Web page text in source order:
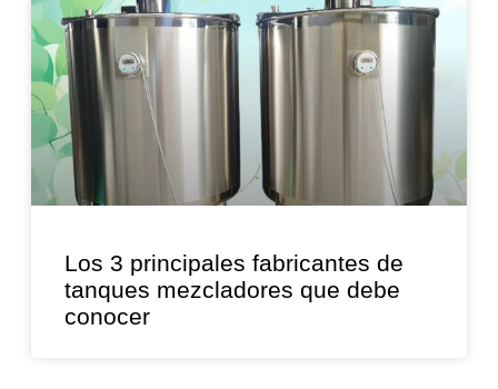
Los 3 principales fabricantes de
tanques mezcladores que debe
conocer